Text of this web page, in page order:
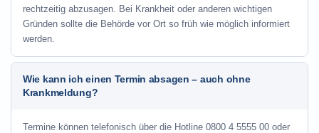
rechtzeitig abzusagen. Bei Krankheit oder anderen wichtigen
Gründen sollte die Behörde vor Ort so früh wie möglich informiert
werden.
Wie kann ich einen Termin absagen – auch ohne
Krankmeldung?
Termine können telefonisch über die Hotline 0800 4 5555 00 oder